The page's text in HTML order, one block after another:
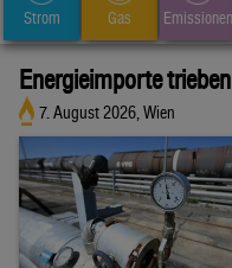
Strom Gas Emissionen
Energieimporte
7. August 2026, Wien